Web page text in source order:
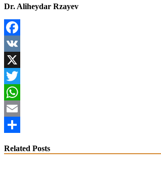
Dr. Aliheydar Rzayev
Facebook
VK
X
Twitter
WhatsApp
Email
Related Posts